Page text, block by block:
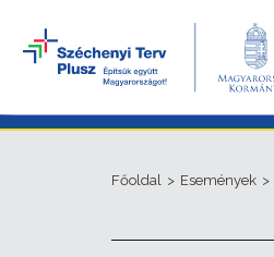
Főoldal > Események >